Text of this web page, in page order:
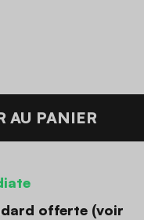
AU PANIER
offerte (voir